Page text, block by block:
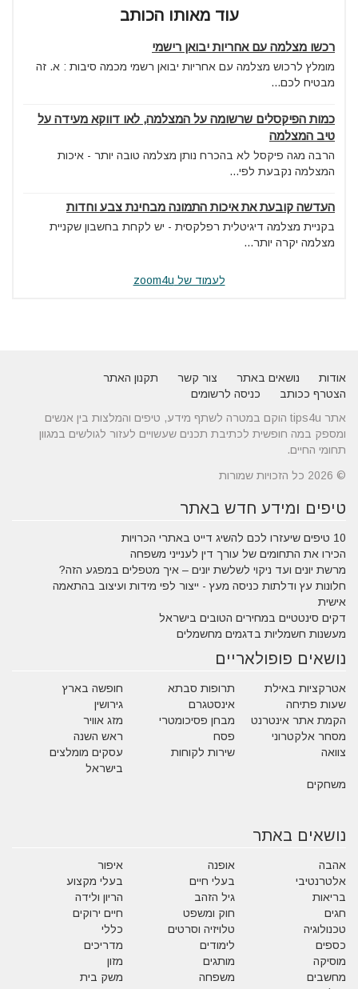
עוד מאותו הכותב
רכשו מצלמה עם אחריות יבואן רישמי
מומלץ לרכוש מצלמה עם אחריות יבואן רשמי מכמה סיבות : א. זה
מבטיח לכם...
כמות הפיקסלים שרשומה על המצלמה, לאו דווקא מעידה על
טיב המצלמה
הרבה מגה פיקסל לא בהכרח נותן מצלמה טובה יותר - איכות
המצלמה נקבעת לפי...
העדשה קובעת את איכות התמונה מבחינת צבע וחדות
בקניית מצלמה דיגיטלית רפלקסית - יש לקחת בחשבון שקניית
מצלמה יקרה יותר...
לעמוד של zoom4u
אודות נושאים באתר צור קשר
תקנון האתר
הצטרף ככותב
כניסה לרשומים
אתר tips4u הוקם במטרה לשתף מידע, טיפים והמלצות בין אנשים
ומספק במה חופשית לכתיבת תכנים שעשויים לעזור לגולשים במגוון
תחומי החיים.
© 2026 כל הזכויות שמורות
טיפים ומידע חדש באתר
10 טיפים שיעזרו לכם להשיג דייט באתרי הכרויות
הכירו את התחומים של עורך דין לענייני משפחה
מרשת יונים ועד ניקוי לשלשת יונים – איך מטפלים במפגע הזה?
חלונות עץ ודלתות כניסה מעץ - ייצור לפי מידות ועיצוב בהתאמה
אישית
דקים סינטטיים במחירים הטובים בישראל
מעשנות חשמליות בדגמים מחשמלים
נושאים פופולאריים
אטרקציות באילת תרופות סבתא
חופשה בארץ
שעות פתיחה
אינסטגרם
גירושין
הקמת אתר אינטרנט
מבחן פסיכומטרי
מזג אוויר
מסחר אלקטרוני
פסח
ראש השנה
צוואה
שירות לקוחות
עסקים מומלצים
בישראל
משחקים
נושאים באתר
אהבה אופנה
איפור
אלטרנטיבי
בעלי חיים
בעלי מקצוע
בריאות
גיל הזהב
הריון ולידה
חגים
חוק ומשפט
חיים ירוקים
טכנולוגיה
טלויזיה וסרטים
כללי
כספים
לימודים
מדריכים
מוסיקה
מותגים
מזון
מחשבים
משפחה
משק בית